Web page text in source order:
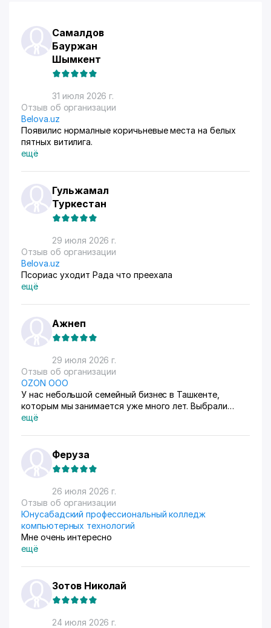
Самалдов
Бауржан
Шымкент
31 июля 2026 г.
Отзыв об организации
Belova.uz
Появилис нормалные коричьневые места на белых
пятных витилига.
ещё
Гульжамал
Туркестан
29 июля 2026 г.
Отзыв об организации
Belova.uz
Псориас уходит Рада что преехала
ещё
Ажнеп
29 июля 2026 г.
Отзыв об организации
OZON ООО
У нас небольшой семейный бизнес в Ташкенте,
которым мы занимается уже много лет. Выбрали
схему ФБС, для нашего Узбекистана это пока
приема. Покупатели из рахных стран берут, из
России особенно много, узбекский хлопок там
любят) За продажами следим через приложение, оно
очень помогает все контролировать, да и удобное
само по себе
ещё
Феруза
26 июля 2026 г.
Отзыв об организации
Юнусабадский профессиональный колледж
компьютерных технологий
Мне очень интересно
ещё
Зотов Николай
24 июля 2026 г.